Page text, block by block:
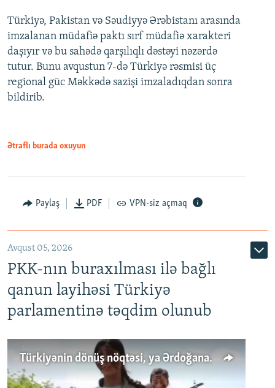
Türkiyə, Pakistan və Səudiyyə Ərəbistanı arasında
imzalanan müdafiə paktı sırf müdafiə xarakteri
daşıyır və bu sahədə qarşılıqlı dəstəyi nəzərdə
tutur. Bunu avqustun 7-də Türkiyə rəsmisi üç
regional güc Məkkədə sazişi imzaladıqdan sonra
bildirib.
Ətraflı burada oxuyun
Paylaş PDF VPN-siz açmaq
Avqust 05, 2026
PKK-nın buraxılması ilə bağlı
qanun layihəsi Türkiyə
parlamentinə təqdim olunub
Türkiyənin dönüş nöqtəsi, ya Ərdoğana üçüncü şans: PKK ilə qəfil barışıq nə deməkdir?